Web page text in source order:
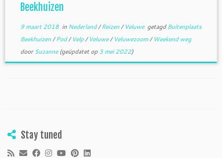
Beekhuizen
9 maart 2018in Nederland/Reizen/ Veluwe getagdBuitenplaats
Beekhuizen/Pod/ Velp/ Veluwe/ Veluwezoom/ Weekend weg
doorSuzanne(geüpdatet op 3 mei 2022)
Stay tuned